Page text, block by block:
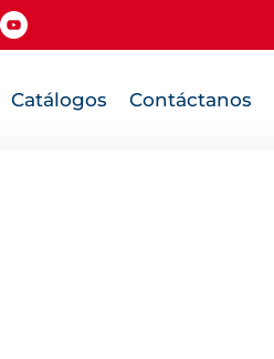
Catálogos Contáctanos